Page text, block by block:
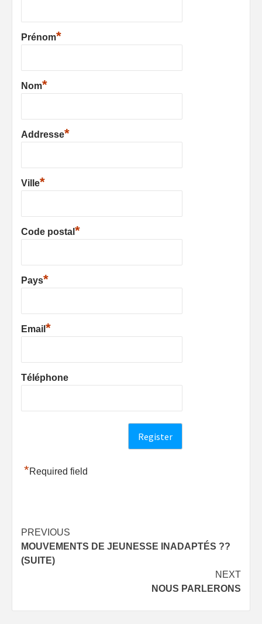
Prénom*
Nom*
Addresse*
Ville*
Code postal *
Pays*
Email *
Téléphone
*Required field
Post
navigation
PREVIOUS
MOUVEMENTS DE JEUNESSE INADAPTÉS ??
(SUITE)
NEXT
NOUS PARLERONS